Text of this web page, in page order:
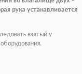
рука устанавливается
взятый у